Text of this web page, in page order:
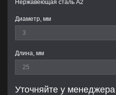
Нержавеющая сталь А2
Диаметр, мм
Длина, мм
Уточняйте у менеджера